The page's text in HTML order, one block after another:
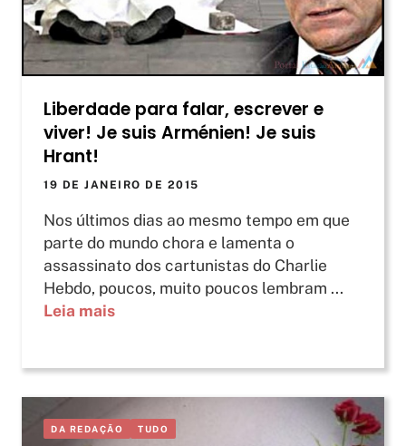
Liberdade para falar, escrever e
viver! Je suis Arménien! Je suis
Hrant!
19 DE JANEIRO DE 2015
Nos últimos dias ao mesmo tempo em que
parte do mundo chora e lamenta o
assassinato dos cartunistas do Charlie
Hebdo, poucos, muito poucos lembram ...
Leia mais
DA REDAÇÃO TUDO